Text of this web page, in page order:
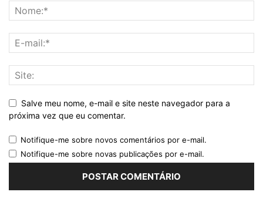
Salve meu nome, e-mail e site neste navegador para a
próxima vez que eu comentar.
Notifique-me sobre novos comentários por e-mail.
Notifique-me sobre novas publicações por e-mail.